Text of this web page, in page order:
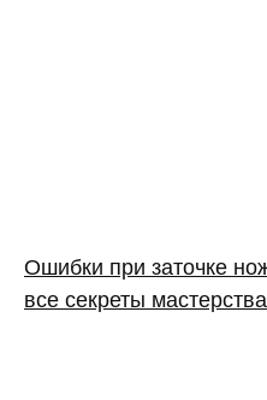
Ошибки при заточке
все секреты мастерства